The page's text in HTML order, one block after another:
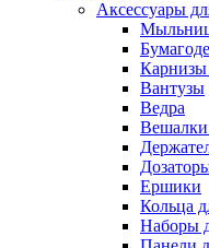
Аксессуары
Карнизы
Вантузы
Ведра
Ершики
Кольца
Наборы